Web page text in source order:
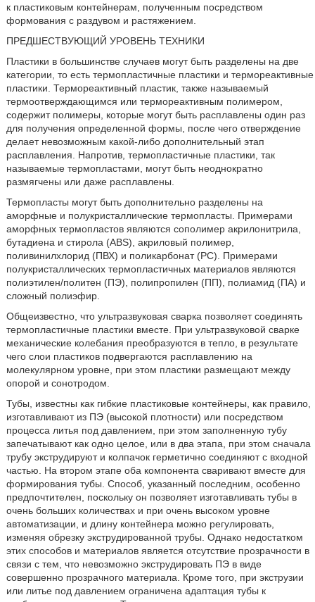
к пластиковым контейнерам, полученным посредством
формования с раздувом и растяжением.
ПРЕДШЕСТВУЮЩИЙ УРОВЕНЬ ТЕХНИКИ
Пластики в большинстве случаев могут быть разделены на две
категории, то есть термопластичные пластики и термореактивные
пластики. Термореактивный пластик, также называемый
термоотверждающимся или термореактивным полимером,
содержит полимеры, которые могут быть расплавлены один раз
для получения определенной формы, после чего отверждение
делает невозможным какой-либо дополнительный этап
расплавления. Напротив, термопластичные пластики, так
называемые термопластами, могут быть неоднократно
размягчены или даже расплавлены.
Термопласты могут быть дополнительно разделены на
аморфные и полукристаллические термопласты. Примерами
аморфных термопластов являются сополимер акрилонитрила,
бутадиена и стирола (ABS), акриловый полимер,
поливинилхлорид (ПВХ) и поликарбонат (PC). Примерами
полукристаллических термопластичных материалов являются
полиэтилен/политен (ПЭ), полипропилен (ПП), полиамид (ПА) и
сложный полиэфир.
Общеизвестно, что ультразвуковая сварка позволяет соединять
термопластичные пластики вместе. При ультразвуковой сварке
механические колебания преобразуются в тепло, в результате
чего слои пластиков подвергаются расплавлению на
молекулярном уровне, при этом пластики размещают между
опорой и сонотродом.
Тубы, известны как гибкие пластиковые контейнеры, как правило,
изготавливают из ПЭ (высокой плотности) или посредством
процесса литья под давлением, при этом заполненную тубу
запечатывают как одно целое, или в два этапа, при этом сначала
трубу экструдируют и колпачок герметично соединяют с входной
частью. На втором этапе оба компонента сваривают вместе для
формирования тубы. Способ, указанный последним, особенно
предпочтителен, поскольку он позволяет изготавливать тубы в
очень больших количествах и при очень высоком уровне
автоматизации, и длину контейнера можно регулировать,
изменяя обрезку экструдированной трубы. Однако недостатком
этих способов и материалов является отсутствие прозрачности в
связи с тем, что невозможно экструдировать ПЭ в виде
совершенно прозрачного материала. Кроме того, при экструзии
или литье под давлением ограничена адаптация тубы к